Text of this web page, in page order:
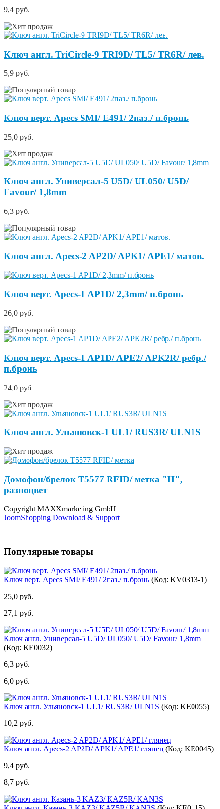
9,4 руб.
Ключ англ. TriCircle-9 TRI9D/ TL5/ TR6R/ лев.
5,9 руб.
Ключ верт. Apecs SMI/ E491/ 2паз./ п.бронь
25,0 руб.
Ключ англ. Универсал-5 U5D/ UL050/ U5D/
Favour/ 1,8mm
6,3 руб.
Ключ англ. Apecs-2 AP2D/ APK1/ APE1/ матов.
Ключ верт. Apecs-1 AP1D/ 2,3mm/ п.бронь
26,0 руб.
Ключ верт. Apecs-1 AP1D/ APE2/ APK2R/ ребр./
п.бронь
24,0 руб.
Ключ англ. Ульяновск-1 UL1/ RUS3R/ ULN1S
Домофон/брелок Т5577 RFID/ метка "Н",
разноцвет
Copyright MAXXmarketing GmbH
JoomShopping Download & Support
Популярные товары
Ключ верт. Apecs SMI/ E491/ 2паз./ п.бронь (Код: KV0313-1)
25,0 руб.
27,1 руб.
Ключ англ. Универсал-5 U5D/ UL050/ U5D/ Favour/ 1,8mm
(Код: KE0032)
6,3 руб.
6,0 руб.
Ключ англ. Ульяновск-1 UL1/ RUS3R/ ULN1S (Код: KE0055)
10,2 руб.
Ключ англ. Apecs-2 AP2D/ APK1/ APE1/ глянец (Код: KE0045)
9,4 руб.
8,7 руб.